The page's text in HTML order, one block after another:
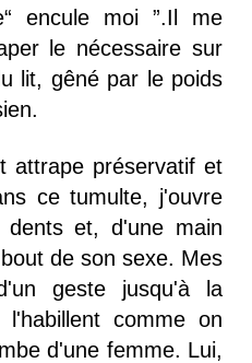
encule moi ”.Il me
le nécessaire sur
lit, gêné par le poids
attrape préservatif et
ce tumulte, j'ouvre
dents et, d'une main
de son sexe. Mes
geste jusqu'à la
comme on
d'une femme. Lui,